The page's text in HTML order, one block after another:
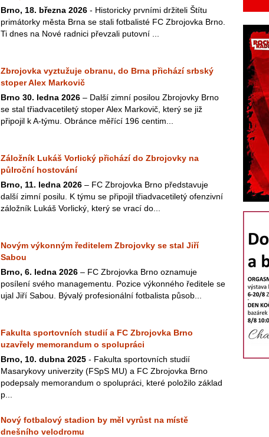
Brno, 18. března 2026 - Historicky prvními držiteli Štítu
primátorky města Brna se stali fotbalisté FC Zbrojovka Brno.
Ti dnes na Nové radnici převzali putovní ...
Zbrojovka vyztužuje obranu, do Brna přichází srbský
stoper Alex Markovič
Brno 30. ledna 2026 – Další zimní posilou Zbrojovky Brno
se stal třiadvacetiletý stoper Alex Markovič, který se již
připojil k A-týmu. Obránce měřící 196 centim...
Záložník Lukáš Vorlický přichází do Zbrojovky na
půlroční hostování
Brno, 11. ledna 2026 – FC Zbrojovka Brno představuje
další zimní posilu. K týmu se připojil třiadvacetiletý ofenzivní
záložník Lukáš Vorlický, který se vrací do...
Novým výkonným ředitelem Zbrojovky se stal Jiří
Sabou
Brno, 6. ledna 2026 – FC Zbrojovka Brno oznamuje
posílení svého managementu. Pozice výkonného ředitele se
ujal Jiří Sabou. Bývalý profesionální fotbalista působ...
Fakulta sportovních studií a FC Zbrojovka Brno
uzavřely memorandum o spolupráci
Brno, 10. dubna 2025 - Fakulta sportovních studií
Masarykovy univerzity (FSpS MU) a FC Zbrojovka Brno
podepsaly memorandum o spolupráci, které položilo základ
p...
Nový fotbalový stadion by měl vyrůst na místě
dnešního velodromu